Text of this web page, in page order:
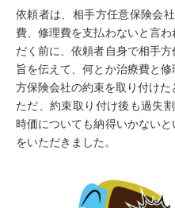
依頼者は、相手方任意保険会
費、修理費を支払わないと言
だく前に、依頼者自身で相手
旨を伝えて、何とか治療費と
方保険会社の約束を取り付けた
ただ、約束取り付け後も過失
時価についても納得いかない
をいただきました。